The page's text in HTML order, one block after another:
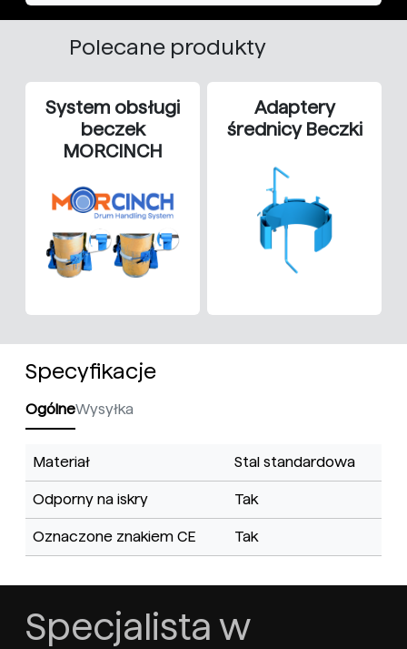
Polecane produkty
System obsługi
beczek
MORCINCH
Adaptery
średnicy Beczki
Specyfikacje
OgólneWysyłka
Materiał Stal standardowa
Odporny na iskry Tak
Oznaczone znakiem CE Tak
Specjalista w